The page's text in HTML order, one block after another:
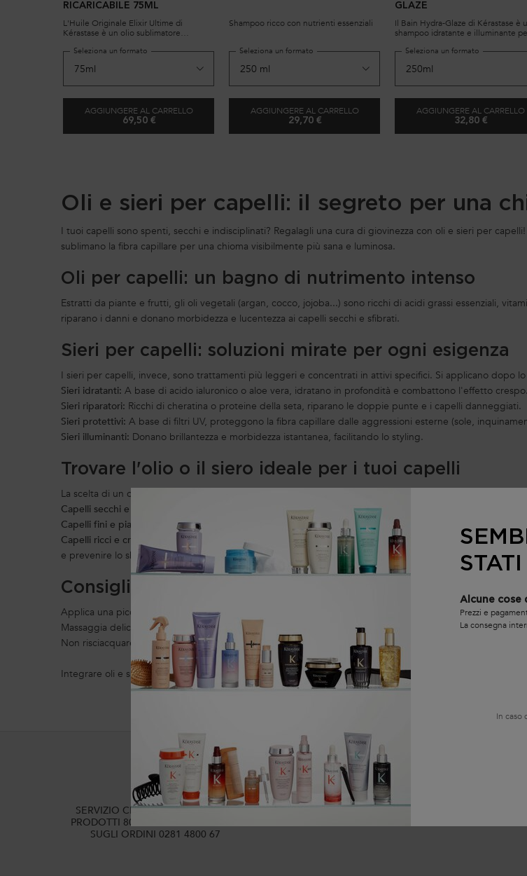
RICARICABILE 75ML
L'Huile Originale Elixir Ultime di
Kérastase è un olio sublimatore
nuova formula contiene camelia
selvatica. Ora ricaricabile, garantisce
texture leggera, protegge i capelli
rendendoli più morbidi, setosi e lucenti.
Seleziona un formato
AGGIUNGERE AL CARRELLO
69,50 €
Shampoo ricco con nutrienti essenziali
Seleziona un formato
AGGIUNGERE AL CARRELLO
29,70 €
GLAZE
Il Bain Hydra-Glaze di Kérastase è
shampoo idratante e illuminante
Specificatamente formulato con
canina, per capelli da sogno,
Seleziona un formato
AGGIUNGERE AL CARRELLO
32,80 €
Oli e sieri per capelli: il segreto per una
I tuoi capelli sono spenti, secchi e indisciplinati? Regalagli una cura di giovinezza con oli e sieri per
sublimano la fibra capillare per una chioma visibilmente più sana e luminosa.
Oli per capelli: un bagno di nutrimento intenso
Estratti da piante e frutti, gli oli vegetali (argan, cocco, jojoba...) sono ricchi di acidi grassi essenziali,
riparano i danni e donano morbidezza e lucentezza ai capelli secchi e sfibrati.
Sieri per capelli: soluzioni mirate per ogni esigenza
I sieri per capelli, invece, sono trattamenti più leggeri e concentrati in attivi specifici. Si applicano dopo
Sieri idratanti: A base di acido ialuronico o aloe vera, idratano in profondità e combattono l'effetto crespo.
Sieri riparatori: Ricchi di cheratina o proteine della seta, riparano le doppie punte e i capelli danneggiati.
Sieri protettivi: A base di filtri UV, proteggono la fibra capillare dalle aggressioni esterne (sole,
Sieri illuminanti: Donano brillantezza e morbidezza istantanea, facilitando lo styling.
Trovare l'olio o il siero ideale per i tuoi capelli
La scelta di un olio o di un siero dipende dal tuo tipo di capelli e dalle tue esigenze specifiche:
Capelli secchi e sfibrati:
Privilegia oli ricchi come argan, avocado o cocco e sieri riparatori alla cheratina.
Capelli fini e piatti:
Opta per oli leggeri come jojoba o macadamia e sieri volumizzanti.
Capelli ricci e crespi:
Punta su oli nutrienti come karité o broccoli e sieri disciplinanti per definire i ricci.
e prevenire lo sbiadimento.
Consigli d'uso:
Applica una piccola quantità di olio o siero sulle lunghezze e sulle punte.
Massaggia delicatamente per far penetrare il prodotto.
Non risciacquare i sieri, salvo diversa indicazione. Utilizza l'olio in un impacco pre-shampoo o come
Integrare oli e sieri per capelli nella tua beauty routine è la garanzia per una chioma splendente di salute!
SERVIZIO CLIENTI: DOMANDE SUI
PRODOTTI 800 3356 76 / DOMANDE
SUGLI ORDINI 0281 4800 67
2 CAMPIONI OMAGGIO A SCELTA CON
Alcune cose
Prezzi e
La consegna
In caso